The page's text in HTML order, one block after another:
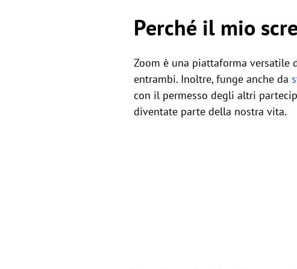
Perché il mio
Zoom è una piattaforma versatile
entrambi. Inoltre, funge anche da
con il permesso degli altri
diventate parte della nostra vita.